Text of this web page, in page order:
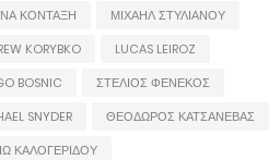
ΚΟΝΤΑΞΗ
ΜΙΧΑΗΛ ΣΤΥΛΙΑΝΟΥ
KORYBKO
LUCAS LEIROZ
BOSNIC
ΣΤΕΛΙΟΣ ΦΕΝΕΚΟΣ
SNYDER
ΘΕΟΔΩΡΟΣ ΚΑΤΣΑΝΕΒΑΣ
ΚΑΛΟΓΕΡΙΔΟΥ